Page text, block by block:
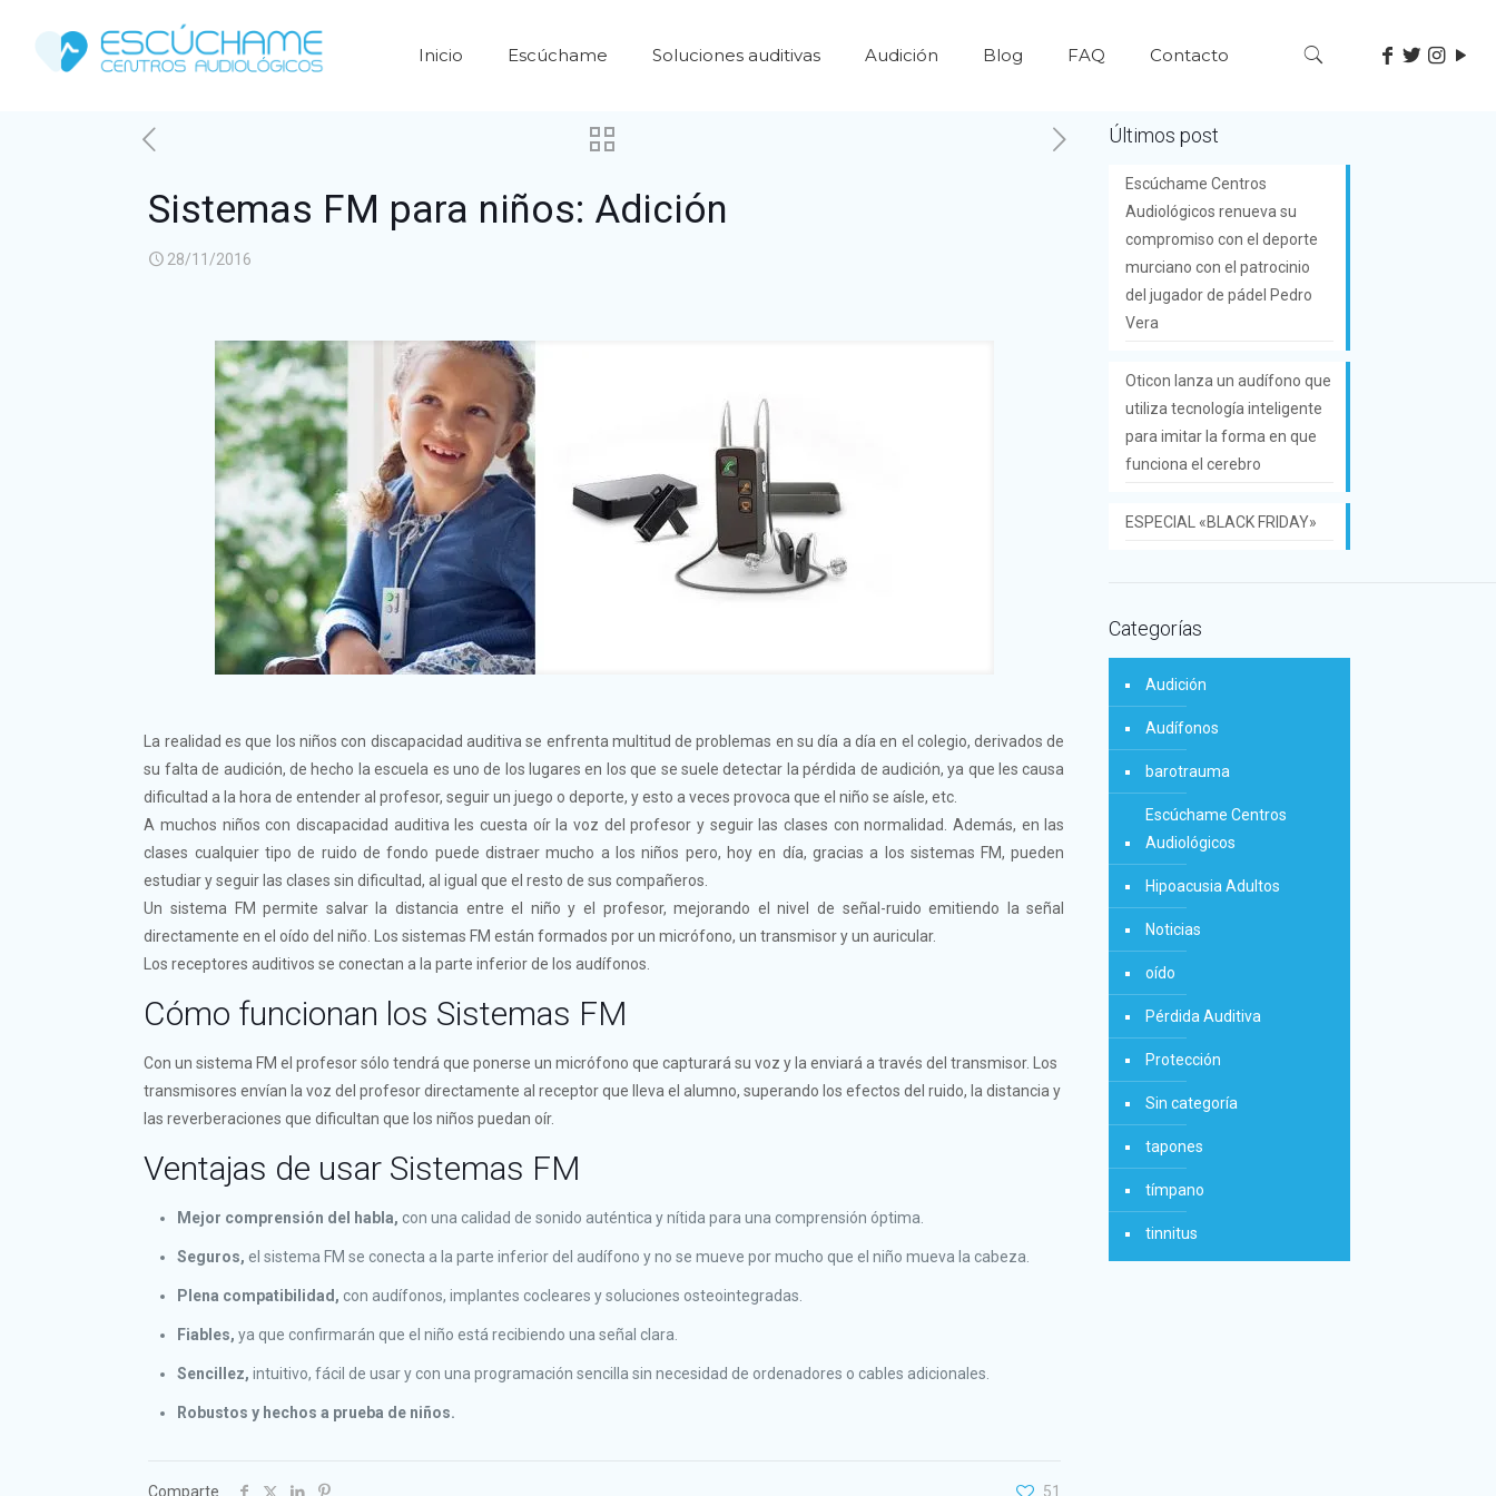
Inicio Escúchame Soluciones auditivas Audición Blog FAQ Contacto
Sistemas FM para niños: Adición
28/11/2016
La realidad es que los niños con discapacidad auditiva se enfrenta multitud de problemas en su día a día en el colegio, derivados de
su falta de audición, de hecho la escuela es uno de los lugares en los que se suele detectar la pérdida de audición, ya que les causa
dificultad a la hora de entender al profesor, seguir un juego o deporte, y esto a veces provoca que el niño se aísle, etc.
A muchos niños con discapacidad auditiva les cuesta oír la voz del profesor y seguir las clases con normalidad. Además, en las
clases cualquier tipo de ruido de fondo puede distraer mucho a los niños pero, hoy en día, gracias a los sistemas FM, pueden
estudiar y seguir las clases sin dificultad, al igual que el resto de sus compañeros.
Un sistema FM permite salvar la distancia entre el niño y el profesor, mejorando el nivel de señal-ruido emitiendo la señal
directamente en el oído del niño. Los sistemas FM están formados por un micrófono, un transmisor y un auricular.
Los receptores auditivos se conectan a la parte inferior de los audífonos.
Cómo funcionan los Sistemas FM
Con un sistema FM el profesor sólo tendrá que ponerse un micrófono que capturará su voz y la enviará a través del transmisor. Los
transmisores envían la voz del profesor directamente al receptor que lleva el alumno, superando los efectos del ruido, la distancia y
las reverberaciones que dificultan que los niños puedan oír.
Ventajas de usar Sistemas FM
Mejor comprensión del habla, con una calidad de sonido auténtica y nítida para una comprensión óptima.
Seguros,el sistema FM se conecta a la parte inferior del audífono y no se mueve por mucho que el niño mueva la cabeza.
Plena compatibilidad, con audífonos, implantes cocleares y soluciones osteointegradas.
Fiables, ya que confirmarán que el niño está recibiendo una señal clara.
Sencillez, intuitivo, fácil de usar y con una programación sencilla sin necesidad de ordenadores o cables adicionales.
Robustos y hechos a prueba de niños.
Comparte 51
Últimos post
Escúchame Centros
Audiológicos renueva su
compromiso con el deporte
murciano con el patrocinio
del jugador de pádel Pedro
Vera
Oticon lanza un audífono que
utiliza tecnología inteligente
para imitar la forma en que
funciona el cerebro
ESPECIAL «BLACK FRIDAY»
Categorías
Audición
Audífonos
barotrauma
Escúchame Centros
Audiológicos
Hipoacusia Adultos
Noticias
oído
Pérdida Auditiva
Protección
Sin categoría
tapones
tímpano
tinnitus
Política de privacidad
Acceso Rápido
Quiénes somos
Test auditivo
Clínica Juan de Borbón Clínica Murcia Centro
Plaza Condestable, 5 30009 – Murcia